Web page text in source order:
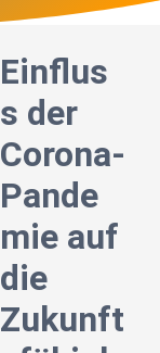
Einflus
s der
Corona-
Pande
mie auf
die
Zukunft